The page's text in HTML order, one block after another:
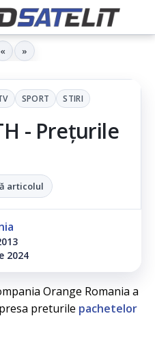
SPORT STIRI
- Prețurile
articolul
2024
Orange Romania a
preturile pachetelor
« »